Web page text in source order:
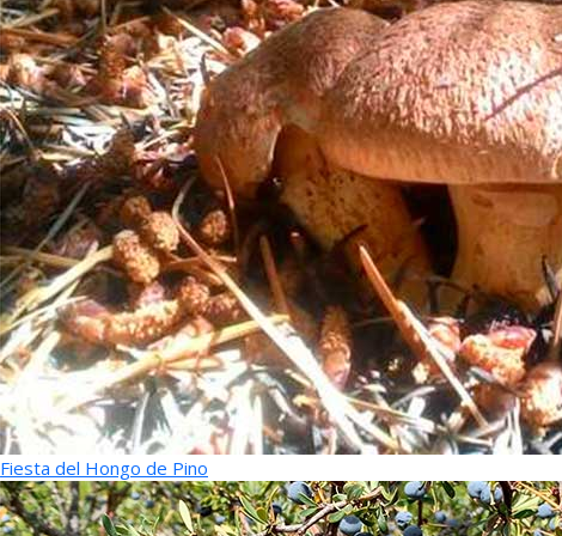
Fiesta del Hongo de Pino